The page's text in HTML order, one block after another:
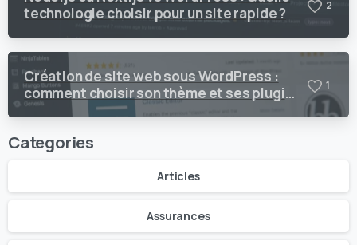
technologie choisir pour un site rapide ?
2
Création de site web sous WordPress :
comment choisir son thème et ses plugins
?
1
Categories
Articles
Assurances